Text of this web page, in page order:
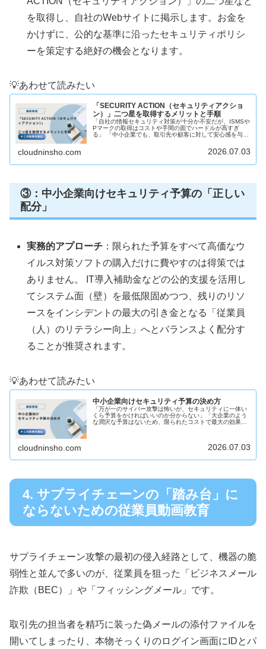
を取得し、自社のWebサイトに掲示します。お金を
かけずに、公的な基準に沿ったセキュリティポリシ
ーを策定する絶好の機会となります。
💡あわせて読みたい
「SECURITY ACTION（セキュリティアクショ
ン）」二つ星を取得するメリットと手順
「自社の情報セキュリティ対策が十分か不安だが、ISMSや
Pマークの取得はコストや手間の面でハードルが高すぎ
る」 「中小企業でも、取引先や顧客に対して安心感を与え
cloudninsho.com 2026.07.03
③：中小企業向けセキュリティ予算の「正しい
配分」
実務的アプローチ ：限られた予算をすべて高価なウ
イルス対策ソフトの購入だけに費やすのは得策では
ありません。 IT導入補助金などの公的支援を活用し
てシステム面（壁）を最低限固めつつ、残りのリソ
ースをインシデントの最大の引き金となる「従業員
（人）のリテラシー向上」へとバランスよく配分す
ることが推奨されます。
💡あわせて読みたい
中小企業向けセキュリティ予算の決め方
「万が一のサイバー攻撃は怖いが、セキュリティに一体い
くら予算をかければいいのか分からない」「大企業のよう
な潤沢な予算はないため、限られたコストで最大の効果を
cloudninsho.com 2026.07.03
4. サプライチェーンの「踏み台」に
ならないための従業員動画教育
サプライチェーン攻撃の最初の侵入経路として、機器の脆
弱性と並んで多いのが、従業員を狙った「ビジネスメール
詐欺（BEC）」や「フィッシングメール」です。
取引先の担当者を精巧に装った偽メールの添付ファイルを
開いてしまったり、本物そっくりのログイン画面にIDとパ